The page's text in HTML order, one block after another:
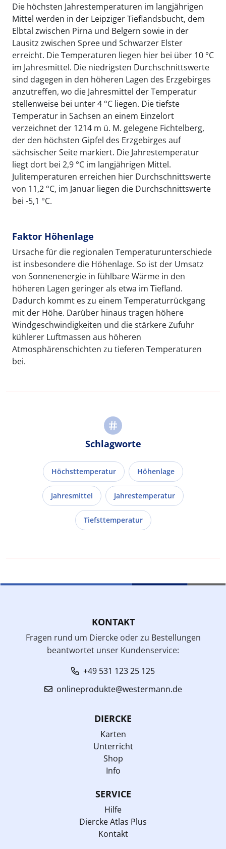
Die höchsten Jahrestemperaturen im langjährigen
Mittel werden in der Leipziger Tieflandsbucht, dem
Elbtal zwischen Pirna und Belgern sowie in der
Lausitz zwischen Spree und Schwarzer Elster
erreicht. Die Temperaturen liegen hier bei über 10 °C
im Jahresmittel. Die niedrigsten Durchschnittswerte
sind dagegen in den höheren Lagen des Erzgebirges
anzutreffen, wo die Jahresmittel der Temperatur
stellenweise bei unter 4 °C liegen. Die tiefste
Temperatur in Sachsen an einem Einzelort
verzeichnet der 1214 m ü. M. gelegene Fichtelberg,
der den höchsten Gipfel des Erzgebirges auf
sächsischer Seite markiert. Die Jahrestemperatur
liegt dort bei 2,9 °C im langjährigen Mittel.
Julitemperaturen erreichen hier Durchschnittswerte
von 11,2 °C, im Januar liegen die Durchschnittswerte
bei -5,1 °C.
Faktor Höhenlage
Ursache für die regionalen Temperaturunterschiede
ist insbesondere die Höhenlage. So ist der Umsatz
von Sonnenenergie in fühlbare Wärme in den
höheren Lagen geringer als etwa im Tiefland.
Dadurch kommt es zu einem Temperaturrückgang
mit der Höhe. Darüber hinaus tragen höhere
Windgeschwindigkeiten und die stärkere Zufuhr
kühlerer Luftmassen aus höheren
Atmosphärenschichten zu tieferen Temperaturen
bei.
Schlagworte
Höchsttemperatur Höhenlage
Jahresmittel Jahrestemperatur
Tiefsttemperatur
KONTAKT
Fragen rund um Diercke oder zu Bestellungen
beantwortet unser Kundenservice:
+49 531 123 25 125
onlineprodukte@westermann.de
DIERCKE
Karten
Unterricht
Shop
Info
SERVICE
Hilfe
Diercke Atlas Plus
Kontakt